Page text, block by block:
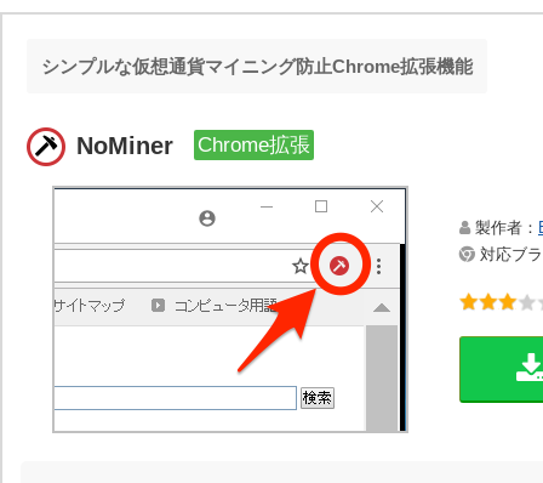
シンプルな仮想通貨マイニング防止Chrome拡張機能
NoMiner Chrome拡張
製作者：
対応ブ